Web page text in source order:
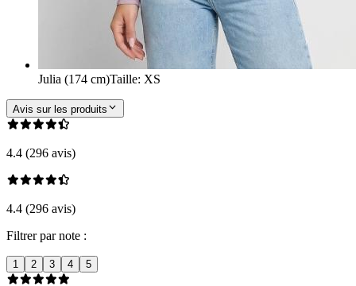
Julia (174 cm)Taille: XS
Avis sur les produits
4.4 (296 avis)
4.4 (296 avis)
Filtrer par note :
1 2 3 4 5